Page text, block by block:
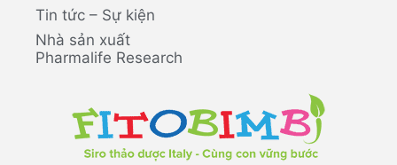
Tin tức – Sự kiện
Nhà sản xuất
Pharmalife Research